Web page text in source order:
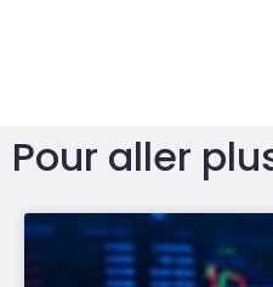
Pour aller